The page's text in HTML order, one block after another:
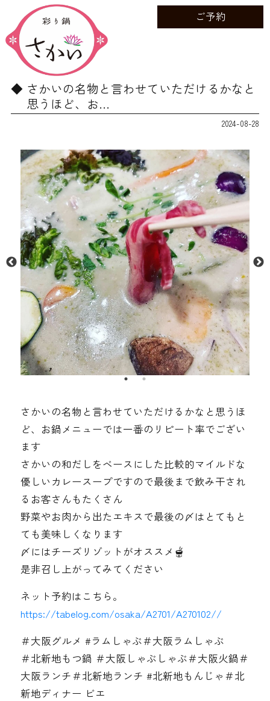
ご予約
さかいの名物と言わせていただけるかなと
思うほど、お…
2024-08-28
さかいの名物と言わせていただけるかなと思うほ
ど、お鍋メニューでは一番のリピート率でござい
ます
さかいの和だしをベースにした比較的マイルドな
優しいカレースープですので最後まで飲み干され
るお客さんもたくさん
野菜やお肉から出たエキスで最後の〆はとてもと
ても美味しくなります
〆にはチーズリゾットがオススメ🫕
是非召し上がってみてください
ネット予約はこちら。
https://tabelog.com/osaka/A2701/A270102//
＃大阪グルメ #ラムしゃぶ＃大阪ラムしゃぶ
＃北新地もつ鍋 ＃大阪しゃぶしゃぶ＃大阪火鍋＃
大阪ランチ＃北新地ランチ #北新地もんじゃ＃北
新地ディナー ビエ